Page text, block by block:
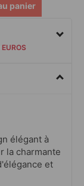
panier
élégant à
la charmante
et